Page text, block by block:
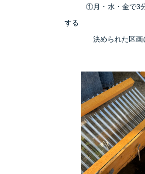
①月・水・金で3
する
決められた区